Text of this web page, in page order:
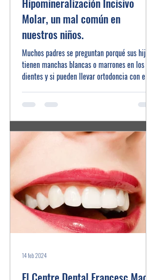
Molar, un mal común en
nuestros niños.
Muchos padres se preguntan porqué sus hijos
tienen manchas blancas o marrones en los
dientes y si pueden llevar ortodoncia con ellas.
14 feb 2024